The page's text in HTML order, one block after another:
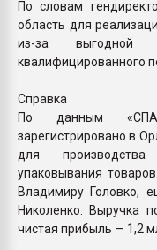
По словам
область для
из-за выгодной
квалифицированного
Справка
По данным
зарегистрировано в
для
упаковывания
Владимиру Головко,
Николенко. Выручка
чистая прибыль — 1,2